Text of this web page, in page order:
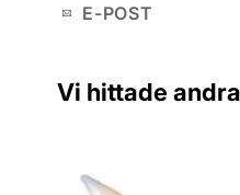
E-POST
Vi hittade